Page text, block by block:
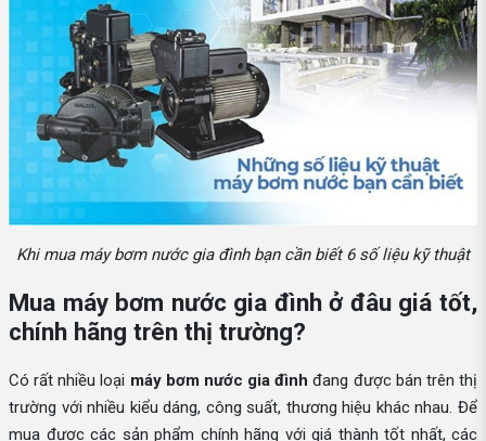
Khi mua máy bơm nước gia đình bạn cần biết 6 số liệu kỹ thuật
Mua máy bơm nước gia đình ở đâu giá tốt,
chính hãng trên thị trường?
Có rất nhiều loại máy bơm nước gia đình đang được bán trên thị
trường với nhiều kiểu dáng, công suất, thương hiệu khác nhau. Để
mua được các sản phẩm chính hãng với giá thành tốt nhất, các